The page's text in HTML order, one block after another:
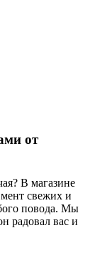
от
В магазине
свежих и
повода. Мы
радовал вас и